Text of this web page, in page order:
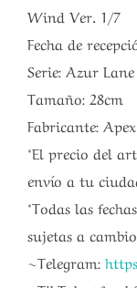
Wind Ver. 1/7
Fecha de
Serie: Azur Lane
Tamaño: 28cm
Fabricante:
*El precio del
envío a tu
*Todas las
sujetas a
~Telegram: